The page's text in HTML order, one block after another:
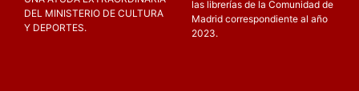
DEL MINISTERIO DE CULTURA
Y DEPORTES.
las librerías de la Comunidad de
Madrid correspondiente al año
2023.